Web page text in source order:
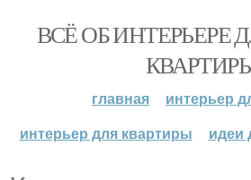
ВСЁ ОБ ИНТЕРЬЕРЕ
главная
интерьер
интерьер для квартиры
идеи